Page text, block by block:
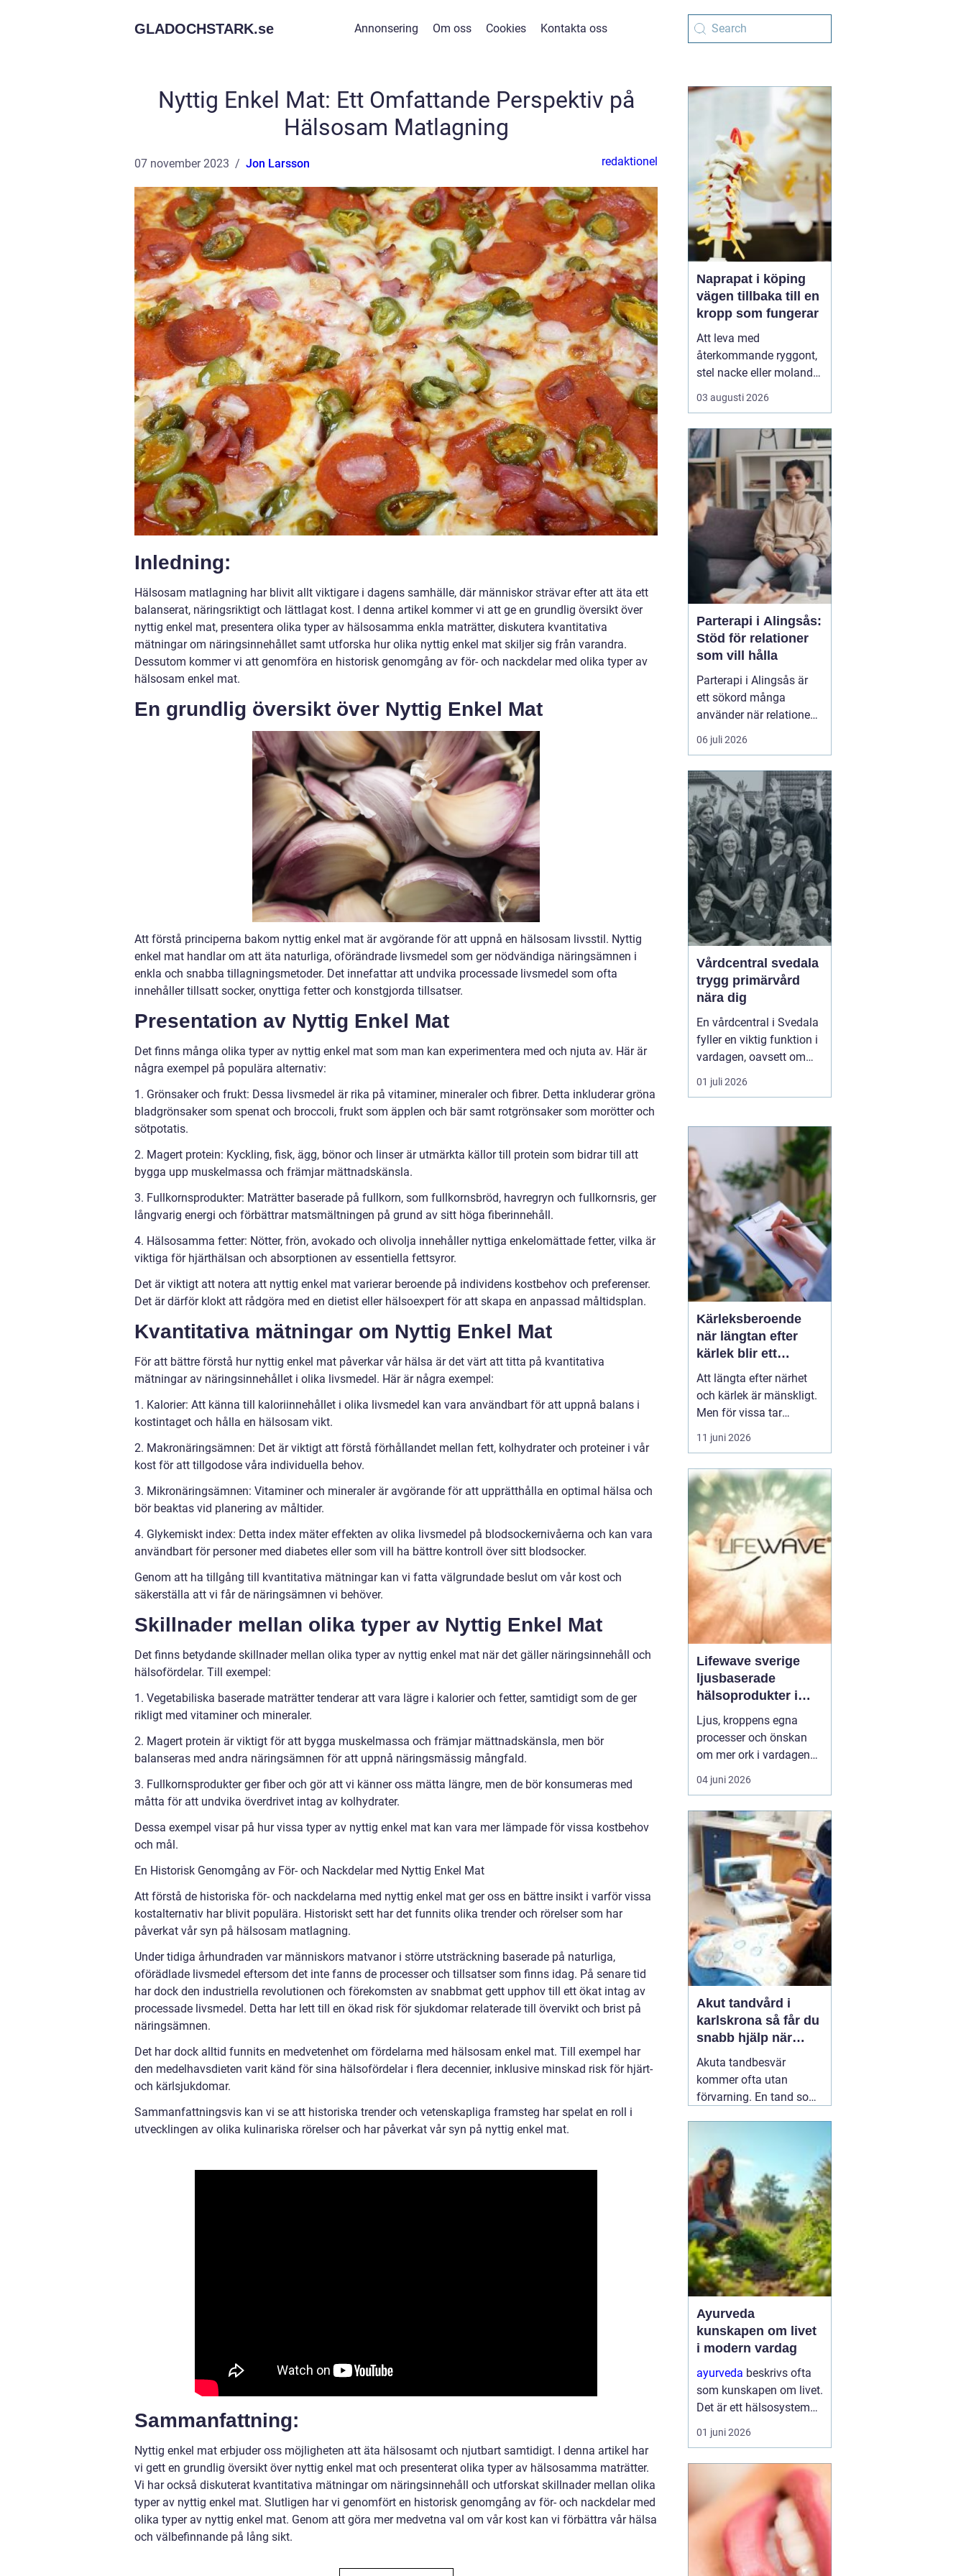
GLADOCHSTARK.se Annonsering Om oss Cookies Kontakta oss
Nyttig Enkel Mat: Ett Omfattande Perspektiv på
Hälsosam Matlagning
07 november 2023 Jon Larsson redaktionel
Inledning:
Hälsosam matlagning har blivit allt viktigare i dagens samhälle, där människor strävar efter att äta ett
balanserat, näringsriktigt och lättlagat kost. I denna artikel kommer vi att ge en grundlig översikt över
nyttig enkel mat, presentera olika typer av hälsosamma enkla maträtter, diskutera kvantitativa
mätningar om näringsinnehållet samt utforska hur olika nyttig enkel mat skiljer sig från varandra.
Dessutom kommer vi att genomföra en historisk genomgång av för- och nackdelar med olika typer av
hälsosam enkel mat.
En grundlig översikt över Nyttig Enkel Mat
Att förstå principerna bakom nyttig enkel mat är avgörande för att uppnå en hälsosam livsstil. Nyttig
enkel mat handlar om att äta naturliga, oförändrade livsmedel som ger nödvändiga näringsämnen i
enkla och snabba tillagningsmetoder. Det innefattar att undvika processade livsmedel som ofta
innehåller tillsatt socker, onyttiga fetter och konstgjorda tillsatser.
Presentation av Nyttig Enkel Mat
Det finns många olika typer av nyttig enkel mat som man kan experimentera med och njuta av. Här är
några exempel på populära alternativ:
1. Grönsaker och frukt: Dessa livsmedel är rika på vitaminer, mineraler och fibrer. Detta inkluderar gröna
bladgrönsaker som spenat och broccoli, frukt som äpplen och bär samt rotgrönsaker som morötter och
sötpotatis.
2. Magert protein: Kyckling, fisk, ägg, bönor och linser är utmärkta källor till protein som bidrar till att
bygga upp muskelmassa och främjar mättnadskänsla.
3. Fullkornsprodukter: Maträtter baserade på fullkorn, som fullkornsbröd, havregryn och fullkornsris, ger
långvarig energi och förbättrar matsmältningen på grund av sitt höga fiberinnehåll.
4. Hälsosamma fetter: Nötter, frön, avokado och olivolja innehåller nyttiga enkelomättade fetter, vilka är
viktiga för hjärthälsan och absorptionen av essentiella fettsyror.
Det är viktigt att notera att nyttig enkel mat varierar beroende på individens kostbehov och preferenser.
Det är därför klokt att rådgöra med en dietist eller hälsoexpert för att skapa en anpassad måltidsplan.
Kvantitativa mätningar om Nyttig Enkel Mat
För att bättre förstå hur nyttig enkel mat påverkar vår hälsa är det värt att titta på kvantitativa
mätningar av näringsinnehållet i olika livsmedel. Här är några exempel:
1. Kalorier: Att känna till kaloriinnehållet i olika livsmedel kan vara användbart för att uppnå balans i
kostintaget och hålla en hälsosam vikt.
2. Makronäringsämnen: Det är viktigt att förstå förhållandet mellan fett, kolhydrater och proteiner i vår
kost för att tillgodose våra individuella behov.
3. Mikronäringsämnen: Vitaminer och mineraler är avgörande för att upprätthålla en optimal hälsa och
bör beaktas vid planering av måltider.
4. Glykemiskt index: Detta index mäter effekten av olika livsmedel på blodsockernivåerna och kan vara
användbart för personer med diabetes eller som vill ha bättre kontroll över sitt blodsocker.
Genom att ha tillgång till kvantitativa mätningar kan vi fatta välgrundade beslut om vår kost och
säkerställa att vi får de näringsämnen vi behöver.
Skillnader mellan olika typer av Nyttig Enkel Mat
Det finns betydande skillnader mellan olika typer av nyttig enkel mat när det gäller näringsinnehåll och
hälsofördelar. Till exempel:
1. Vegetabiliska baserade maträtter tenderar att vara lägre i kalorier och fetter, samtidigt som de ger
rikligt med vitaminer och mineraler.
2. Magert protein är viktigt för att bygga muskelmassa och främjar mättnadskänsla, men bör
balanseras med andra näringsämnen för att uppnå näringsmässig mångfald.
3. Fullkornsprodukter ger fiber och gör att vi känner oss mätta längre, men de bör konsumeras med
måtta för att undvika överdrivet intag av kolhydrater.
Dessa exempel visar på hur vissa typer av nyttig enkel mat kan vara mer lämpade för vissa kostbehov
och mål.
En Historisk Genomgång av För- och Nackdelar med Nyttig Enkel Mat
Att förstå de historiska för- och nackdelarna med nyttig enkel mat ger oss en bättre insikt i varför vissa
kostalternativ har blivit populära. Historiskt sett har det funnits olika trender och rörelser som har
påverkat vår syn på hälsosam matlagning.
Under tidiga århundraden var människors matvanor i större utsträckning baserade på naturliga,
oförädlade livsmedel eftersom det inte fanns de processer och tillsatser som finns idag. På senare tid
har dock den industriella revolutionen och förekomsten av snabbmat gett upphov till ett ökat intag av
processade livsmedel. Detta har lett till en ökad risk för sjukdomar relaterade till övervikt och brist på
näringsämnen.
Det har dock alltid funnits en medvetenhet om fördelarna med hälsosam enkel mat. Till exempel har
den medelhavsdieten varit känd för sina hälsofördelar i flera decennier, inklusive minskad risk för hjärt-
och kärlsjukdomar.
Sammanfattningsvis kan vi se att historiska trender och vetenskapliga framsteg har spelat en roll i
utvecklingen av olika kulinariska rörelser och har påverkat vår syn på nyttig enkel mat.
Sammanfattning:
Nyttig enkel mat erbjuder oss möjligheten att äta hälsosamt och njutbart samtidigt. I denna artikel har
vi gett en grundlig översikt över nyttig enkel mat och presenterat olika typer av hälsosamma maträtter.
Vi har också diskuterat kvantitativa mätningar om näringsinnehåll och utforskat skillnader mellan olika
typer av nyttig enkel mat. Slutligen har vi genomfört en historisk genomgång av för- och nackdelar med
olika typer av nyttig enkel mat. Genom att göra mer medvetna val om vår kost kan vi förbättra vår hälsa
och välbefinnande på lång sikt.
Naprapat i köping
vägen tillbaka till en
kropp som fungerar
Att leva med
återkommande ryggont,
stel nacke eller molande
värk i axlar och höfter
sliter på både ork och
länge innan de söker
hjälp, fast problemen
ofta går att påverka. En
naprapat i Köping kan
hjälpa till att hitta
orsaken bak...
03 augusti 2026
Parterapi i Alingsås:
Stöd för relationer
som vill hålla
Parterapi i Alingsås är
ett sökord många
använder när relationen
börjar skava och
vardagen känns mer
samarbete. När
konflikter upprepas,
tystnaden växer eller
avståndet kä...
06 juli 2026
Vårdcentral svedala
trygg primärvård
nära dig
En vårdcentral i Svedala
fyller en viktig funktion i
vardagen, oavsett om
det handlar om akuta
infektioner, långvariga
kring barnhälsa och
graviditet. När vården
samlas under ett tak blir
vägen mellan olika
mottagningar kortare...
01 juli 2026
Kärleksberoende
när längtan efter
kärlek blir ett
beroende
Att längta efter närhet
och kärlek är mänskligt.
Men för vissa tar
längtan över helt.
Relationer, förälskelser
rätta blir viktigare än
jobb, vänner, hälsa och
till och med den egna
säkerheten. Då handlar
det inte längre bara om
s...
11 juni 2026
Lifewave sverige
ljusbaserade
hälsoprodukter i
fokus
Ljus, kroppens egna
processer och önskan
om mer ork i vardagen
möts i ett växande
intresse för fototerapi
Sverige söker många
efter skonsamma
metoder som kan stödja
återhämtning, energi och
allmänt välbefinnande
utan ingrepp eller...
04 juni 2026
Akut tandvård i
karlskrona så får du
snabb hjälp när
tanden krisar
Akuta tandbesvär
kommer ofta utan
förvarning. En tand som
du knappt kan sova. En
fyllning kan lossna
lagom till helgen, eller en
tand kan skadas vid en
olycka. I sådana lägen
söker många på04 juni
2026
Ayurveda
kunskapen om livet
i modern vardag
ayurveda beskrivs ofta
som kunskapen om livet.
Det är ett hälsosystem
som betonar balans,
helhet och samspelet
omgivning. I stället för
att bara fokusera på
symtom försöker
ayurve...
01 juni 2026